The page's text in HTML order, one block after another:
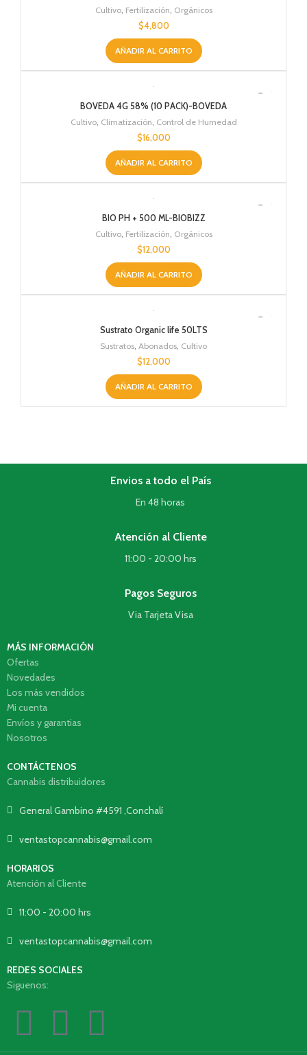
Cultivo, Fertilización Orgánicos
$4,800
AÑADIR AL CARRITO
BOVEDA 4G 58% (10 PACK)-BOVEDA
Cultivo, Climatización Control de Humedad
$16,000
AÑADIR AL CARRITO
BIO PH + 500 ML-BIOBIZZ
Cultivo, Fertilización Orgánicos
$12,000
AÑADIR AL CARRITO
Sustrato Organic life 50LTS
Sustratos Abonados Cultivo
$12,000
AÑADIR AL CARRITO
Envios a todo el País
En 48 horas
Atención al Cliente
11:00 - 20:00 hrs
Pagos Seguros
Via Tarjeta Visa
MÁS INFORMACIÓN
Ofertas
Novedades
Los más vendidos
Mi cuenta
Envíos y garantias
Nosotros
CONTÁCTENOS
Cannabis distribuidores
General Gambino #4591 ,Conchalí
ventastopcannabis@gmail.com
HORARIOS
Atención al Cliente
11:00 - 20:00 hrs
ventastopcannabis@gmail.com
REDES SOCIALES
Siguenos: